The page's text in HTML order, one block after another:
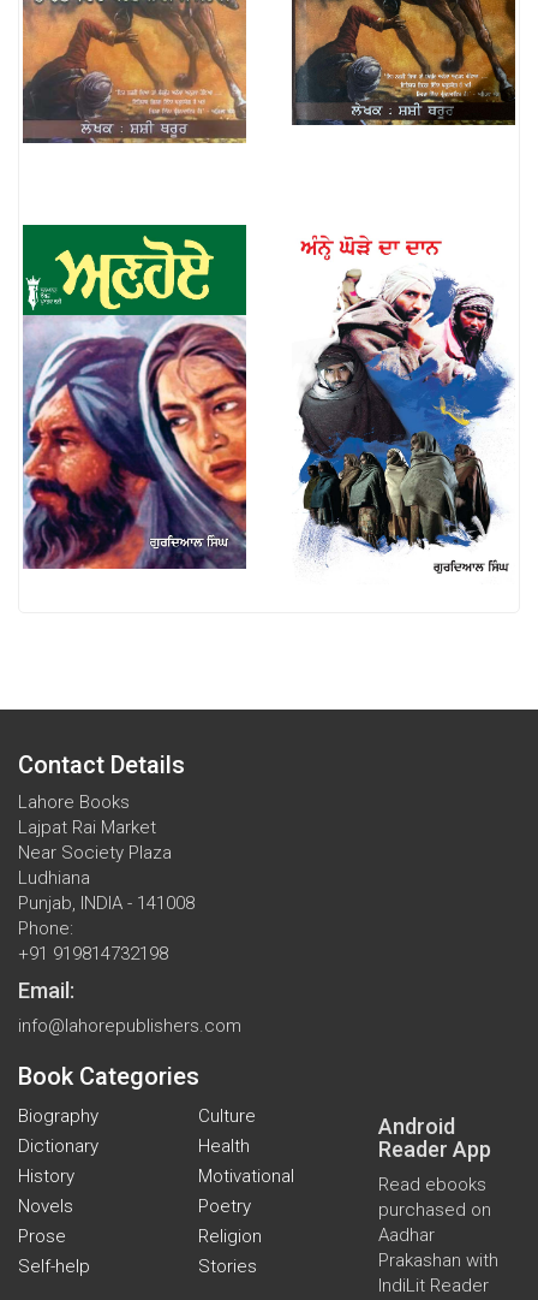
Contact Details
Lahore Books
Lajpat Rai Market
Near Society Plaza
Ludhiana
Punjab, INDIA - 141008
Phone:
+91 919814732198
Email:
info@lahorepublishers.com
Book Categories
Biography
Culture
Dictionary
Health
History
Motivational
Novels
Poetry
Prose
Religion
Self-help
Stories
Android
Reader App
Read ebooks
purchased on
Aadhar
Prakashan with
IndiLit Reader